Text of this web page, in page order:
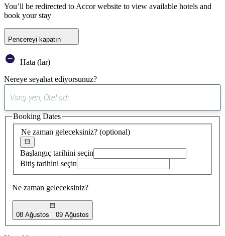
You’ll be redirected to Accor website to view available hotels and
book your stay
Pencereyi kapatın
Hata (lar)
Nereye seyahat ediyorsunuz?
öneri
bulundu
Ne zaman geleceksiniz? (optional)
Başlangıç tarihini seçin
Bitiş tarihini seçin
Ne zaman geleceksiniz?
08 Ağustos 09 Ağustos
Booking Dates